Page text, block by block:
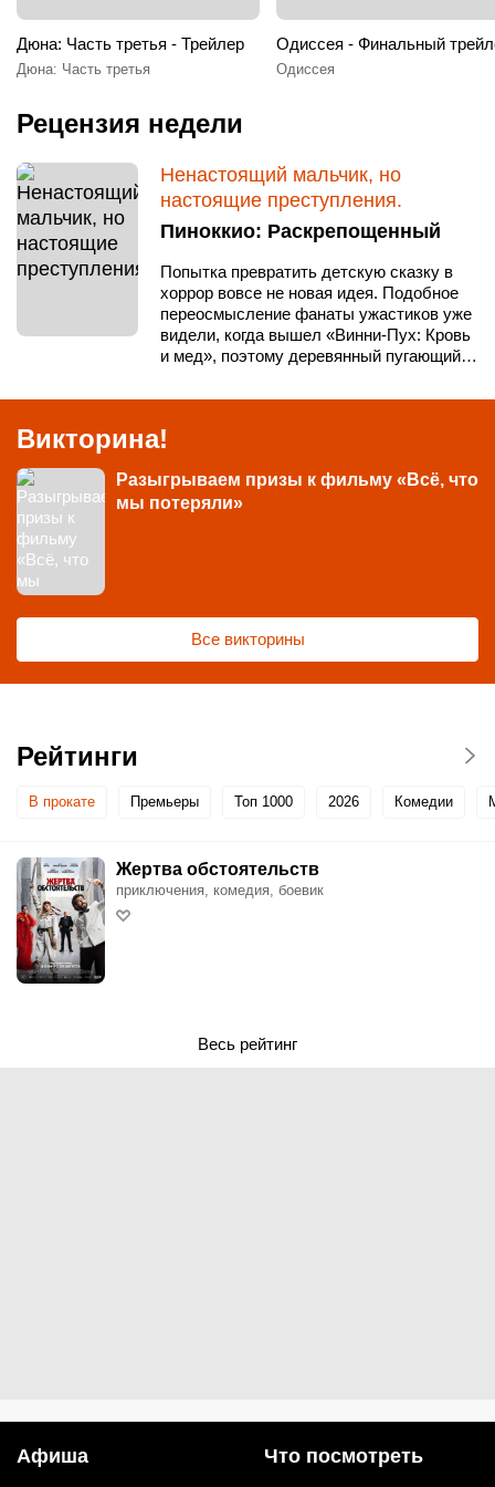
Дюна: Часть третья - Трейлер
Дюна: Часть третья
Одиссея - Финальный
Одиссея
Рецензия недели
Ненастоящий мальчик, но
настоящие преступления.
Пиноккио: Раскрепощенный
Попытка превратить детскую сказку в
хоррор вовсе не новая идея. Подобное
переосмысление фанаты ужастиков уже
видели, когда вышел «Винни-Пух: Кровь
и мед», поэтому деревянный пугающий…
Викторина!
Разыгрываем призы к фильму «Всё, что
мы потеряли»
Все викторины
Рейтинги
В прокате Премьеры Топ 1000 2026 Комедии
Жертва обстоятельств
приключения, комедия, боевик
Весь рейтинг
Афиша Что посмотреть